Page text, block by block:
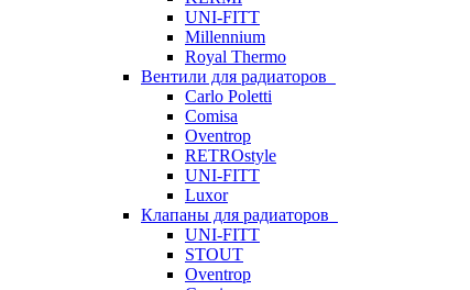
UNI-FITT
Millennium
Royal Thermo
Вентили для радиаторов
Carlo Poletti
Comisa
Oventrop
RETROstyle
UNI-FITT
Luxor
Клапаны для радиаторов
UNI-FITT
STOUT
Oventrop